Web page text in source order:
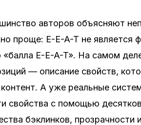
авторов объясняют
проще: E-E-A-T не является
«балла E-E-A-T». На самом
— описание свойств,
А уже реальные
свойства с помощью
бэклинков,